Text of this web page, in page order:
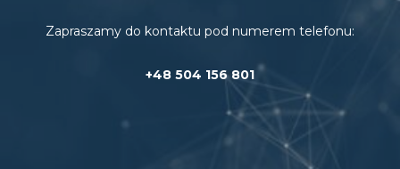
Zapraszamy do kontaktu pod numerem telefonu:
+48 504 156 801